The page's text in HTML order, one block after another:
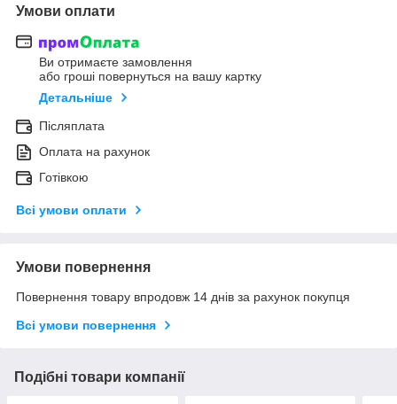
Умови оплати
Ви отримаєте замовлення
або гроші повернуться на вашу картку
Детальніше
Післяплата
Оплата на рахунок
Готівкою
Всі умови оплати
Умови повернення
Повернення товару впродовж 14 днів за рахунок покупця
Всі умови повернення
Подібні товари компанії